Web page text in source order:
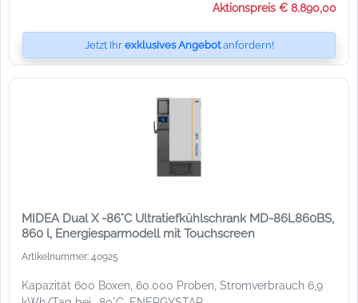
Aktionspreis € 8.890,00
Jetzt Ihr exklusives Angebotanfordern!
MIDEA Dual X -86°C Ultratiefkühlschrank MD-86L860BS,
860 l, Energiesparmodell mit Touchscreen
Artikelnummer: 40925
Kapazität 600 Boxen, 60.000 Proben, Stromverbrauch 6,9